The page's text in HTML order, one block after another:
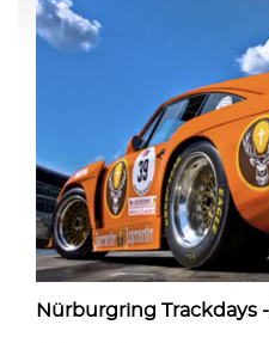
Nürburgring Trackdays